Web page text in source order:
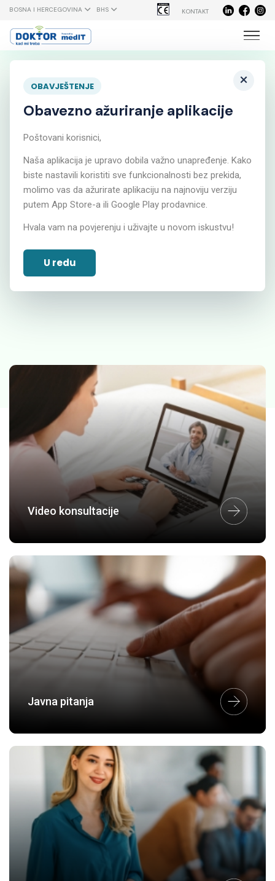
BOSNA I HERCEGOVINA BHS KONTAKT
×
OBAVJEŠTENJE
Obavezno ažuriranje aplikacije
Poštovani korisnici,
Naša aplikacija je upravo dobila važno unapređenje. Kako
biste nastavili koristiti sve funkcionalnosti bez prekida,
molimo vas da ažurirate aplikaciju na najnoviju verziju
putem App Store-a ili Google Play prodavnice.
Hvala vam na povjerenju i uživajte u novom iskustvu!
U redu
Online
komuniciraj sa
svojim doktorom
bilo kada, bilo gdje
Video konsultacije
Javna pitanja